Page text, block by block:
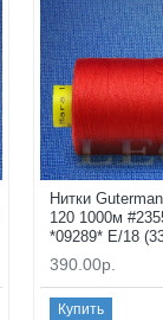
Нитки
120 1000м
*09289* E/18
390.00р.
Купить